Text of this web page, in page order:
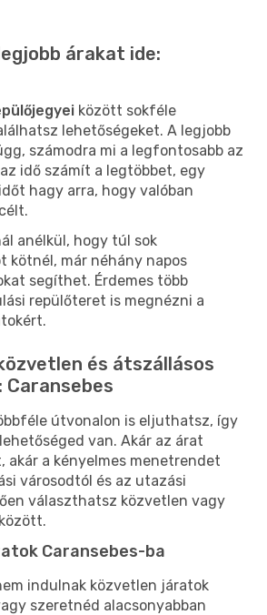
árakat ide:
között sokféle
lehetőségeket. A legjobb
számodra mi a legfontosabb az
idő számít a legtöbbet, egy
hagy arra, hogy valóban
anélkül, hogy túl sok
kötnél, már néhány napos
segíthet. Érdemes több
repülőteret is megnézni a
és átszállásos
útvonalon is eljuthatsz, így
van. Akár az árat
akár a kényelmes menetrendet
városodtól és az utazási
választhatsz közvetlen vagy
Caransebes-ba
indulnak közvetlen járatok
szeretnéd alacsonyabban